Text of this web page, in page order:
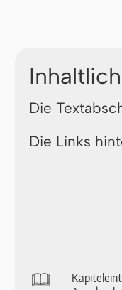
Die
Die Links
🕮